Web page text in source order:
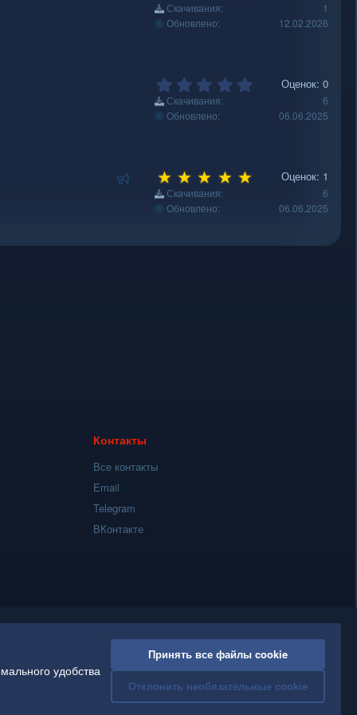
Скачивания
1
Обновлено
12.02.2026
Оценок: 0
Скачивания
6
Обновлено
06.06.2025
Р
м
в
Оценок: 1
Скачивания
6
Обновлено
06.06.2025
Контакты
Все контакты
Email
Telegram
ВКонтакте
удобства
Принять все файлы cookie
Отклонить необязательные cookie